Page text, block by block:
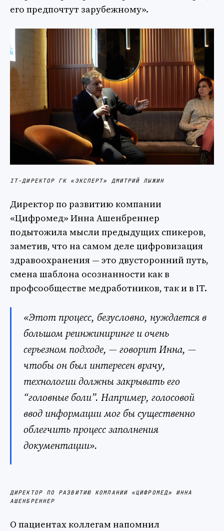
его предпочтут зарубежному».
IT-ДИРЕКТОР ГК «ЭКСПЕРТ» ДМИТРИЙ ЛЫЖИН
Директор по развитию компании
«Цифромед» Инна Ашенбреннер
подытожила мысли предыдущих спикеров,
заметив, что на самом деле цифровизация
здравоохранения — это двусторонний путь,
смена шаблона осознанности как в
профсообществе медработников, так и в IT.
«Этот процесс, безусловно, нуждается в
большом реинжиниринге и очень
серьезном подходе, — говорит Инна, —
чтобы он был интересен врачу,
технологии должны закрывать его
“головные боли”. Например, голосовой
ввод информации мог бы существенно
облегчить процесс заполнения
документации».
ДИРЕКТОР ПО РАЗВИТИЮ КОМПАНИИ «ЦИФРОМЕД» ИННА
АШЕНБРЕННЕР
О пациентах коллегам напомнил